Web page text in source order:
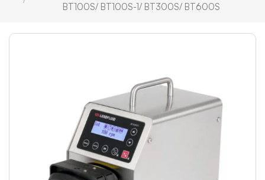
BT100S/ BT100S-1/ BT300S/ BT600S